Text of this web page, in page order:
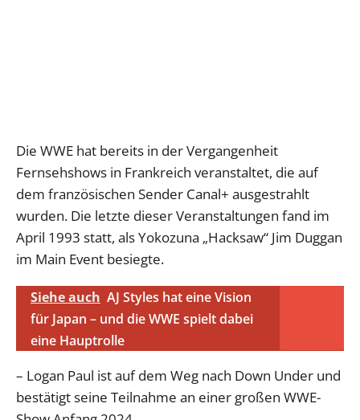
Die WWE hat bereits in der Vergangenheit
Fernsehshows in Frankreich veranstaltet, die auf
dem französischen Sender Canal+ ausgestrahlt
wurden. Die letzte dieser Veranstaltungen fand im
April 1993 statt, als Yokozuna „Hacksaw“ Jim Duggan
im Main Event besiegte.
Siehe auch AJ Styles hat eine Vision
für Japan – und die WWE spielt dabei
eine Hauptrolle
– Logan Paul ist auf dem Weg nach Down Under und
bestätigt seine Teilnahme an einer großen WWE-